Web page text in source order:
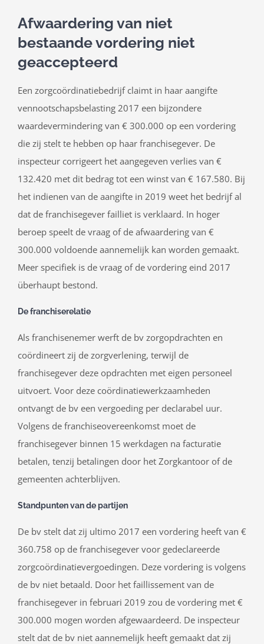
Afwaardering van niet
bestaande vordering niet
geaccepteerd
Een zorgcoördinatiebedrijf claimt in haar aangifte
vennootschapsbelasting 2017 een bijzondere
waardevermindering van € 300.000 op een vordering
die zij stelt te hebben op haar franchisegever. De
inspecteur corrigeert het aangegeven verlies van €
132.420 met dit bedrag tot een winst van € 167.580. Bij
het indienen van de aangifte in 2019 weet het bedrijf al
dat de franchisegever failliet is verklaard. In hoger
beroep speelt de vraag of de afwaardering van €
300.000 voldoende aannemelijk kan worden gemaakt.
Meer specifiek is de vraag of de vordering eind 2017
überhaupt bestond.
De franchiserelatie
Als franchisenemer werft de bv zorgopdrachten en
coördineert zij de zorgverlening, terwijl de
franchisegever deze opdrachten met eigen personeel
uitvoert. Voor deze coördinatiewerkzaamheden
ontvangt de bv een vergoeding per declarabel uur.
Volgens de franchiseovereenkomst moet de
franchisegever binnen 15 werkdagen na facturatie
betalen, tenzij betalingen door het Zorgkantoor of de
gemeenten achterblijven.
Standpunten van de partijen
De bv stelt dat zij ultimo 2017 een vordering heeft van €
360.758 op de franchisegever voor gedeclareerde
zorgcoördinatievergoedingen. Deze vordering is volgens
de bv niet betaald. Door het faillissement van de
franchisegever in februari 2019 zou de vordering met €
300.000 mogen worden afgewaardeerd. De inspecteur
stelt dat de bv niet aannemelijk heeft gemaakt dat zij